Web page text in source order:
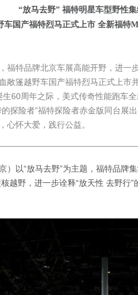
“放马去野” 福特明星车型野性
车国产福特烈马正式上市 全新福特
福特品牌北京车展高能开野，进一
敞篷越野车国产福特烈马正式上市
60周年之际，美式传奇性能跑车
探险者”福特探险者赤金版同台展
心怀大爱，践行公益。
）以“放马去野”为主题，福特品牌
越野，进一步诠释“放天性 去野行”